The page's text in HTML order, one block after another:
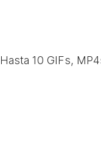
Hasta 10 GIFs,